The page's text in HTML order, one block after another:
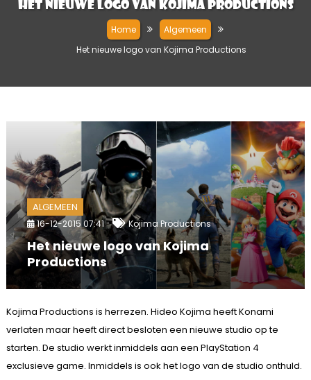
Het nieuwe logo van Kojima Productions
Home
Algemeen
Het nieuwe logo van Kojima Productions
ALGEMEEN
16-12-2015 07:41 Kojima Productions
Het nieuwe logo van Kojima
Productions
Kojima Productions is herrezen. Hideo Kojima heeft Konami
verlaten maar heeft direct besloten een nieuwe studio op te
starten. De studio werkt inmiddels aan een PlayStation 4
exclusieve game. Inmiddels is ook het logo van de studio onthuld.